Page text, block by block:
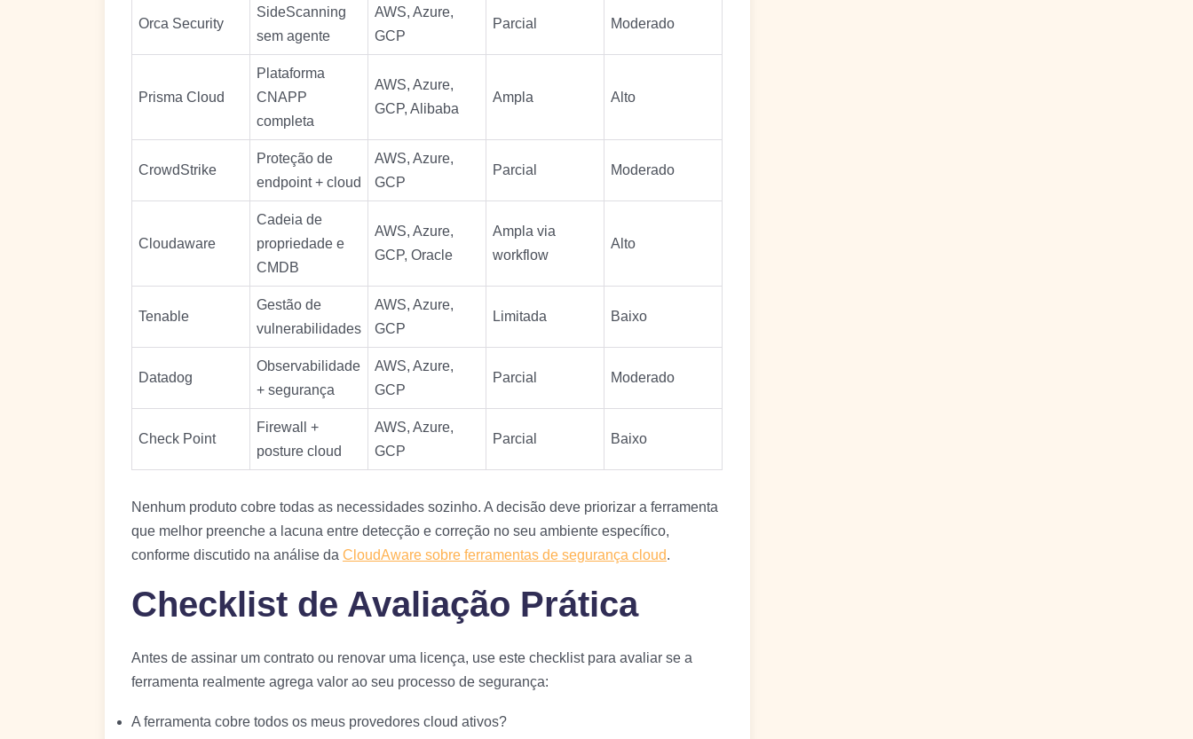
Orca Security
SideScanning
sem agente
AWS, Azure,
GCP
Parcial Moderado
Prisma Cloud
Plataforma
CNAPP
completa
AWS, Azure,
GCP, Alibaba
Ampla Alto
CrowdStrike
Proteção de
endpoint + cloud
AWS, Azure,
GCP
Parcial Moderado
Cloudaware
Cadeia de
propriedade e
CMDB
AWS, Azure,
GCP, Oracle
Ampla via
workflow
Alto
Tenable
Gestão de
vulnerabilidades
AWS, Azure,
GCP
Limitada Baixo
Datadog
Observabilidade
+ segurança
AWS, Azure,
GCP
Parcial Moderado
Check Point
Firewall +
posture cloud
AWS, Azure,
GCP
Parcial Baixo
Nenhum produto cobre todas as necessidades sozinho. A decisão deve priorizar a ferramenta
que melhor preenche a lacuna entre detecção e correção no seu ambiente específico,
conforme discutido na análise da CloudAware sobre ferramentas de segurança cloud.
Checklist de Avaliação Prática
Antes de assinar um contrato ou renovar uma licença, use este checklist para avaliar se a
ferramenta realmente agrega valor ao seu processo de segurança:
A ferramenta cobre todos os meus provedores cloud ativos?